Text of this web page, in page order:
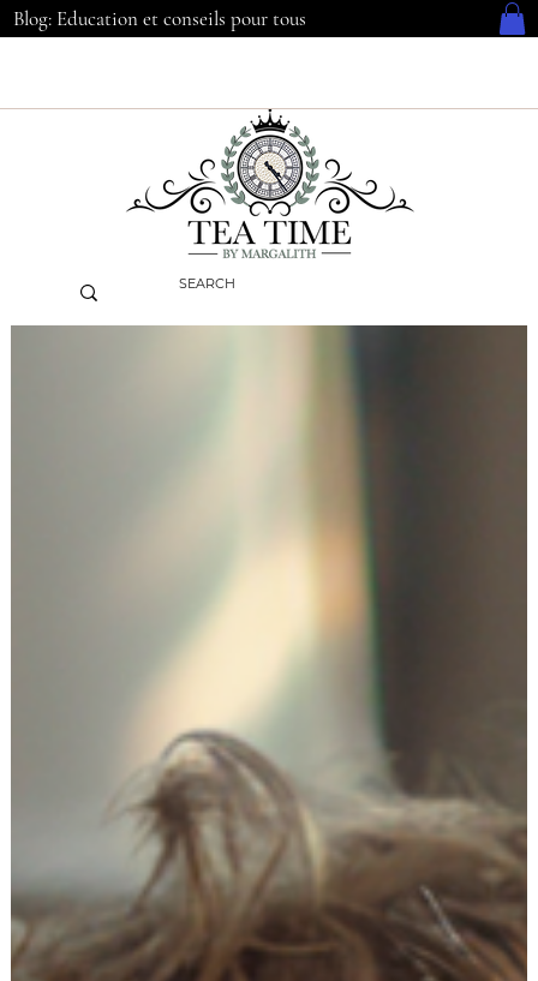
Blog: Education et conseils pour tous